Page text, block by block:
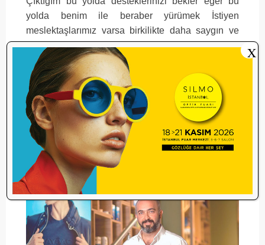
yolda benim ile beraber yürümek İstiyen
meslektaşlarımız varsa birkilikte daha saygın ve
tutarlı bir oda için sizde ekibimize katılın.
Gaziantep Optisyen Gözlükçüler Odası
Sekreterimiz Deniz hanıma başvurularını
yapabilirler
Sevgi ve Saygılarımla
ERKAN KANALICI
Gaziantep 17. Bölge Optisyen Gözlükçüler
Odası Başkan Adayı
X